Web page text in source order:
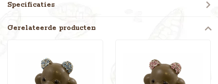
Specificaties
Gerelateerde producten